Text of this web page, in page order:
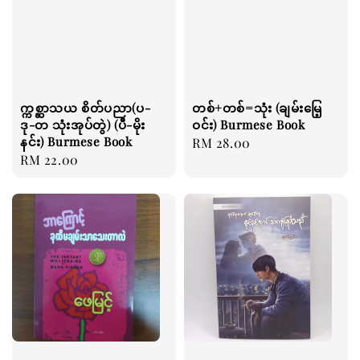
က္ကစ္ဆာသယ စိတ်ပညာ(ပ-
ဒု-တ သုံးအုပ်တွဲ) (ပီ-မိုး
နင်း) Burmese Book
Regular
RM 22.00
တစ်+တစ်=သုံး (ချမ်းမြေ့
ဝင်း) Burmese Book
Regular
RM 28.00